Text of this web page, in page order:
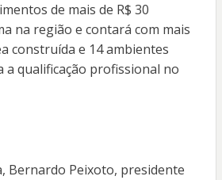
de mais de R$ 30
na região e contará com mais
construída e 14 ambientes
a qualificação profissional no
Bernardo Peixoto, presidente